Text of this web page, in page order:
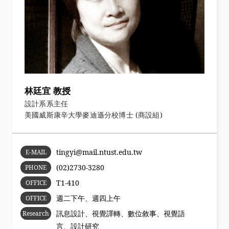
林廷宜 教授
設計系系主任
美國威斯康辛大學麥迪遜分校博士 (商設組)
E-MAIL tingyi@mail.ntust.edu.tw
PHONE (02)2730-3280
OFFICE T1-410
OFFICE
HOURS
週二下午、週四上午
Research
訊息設計、視覺譯轉、數位敘事、視覺語
言、設計研究